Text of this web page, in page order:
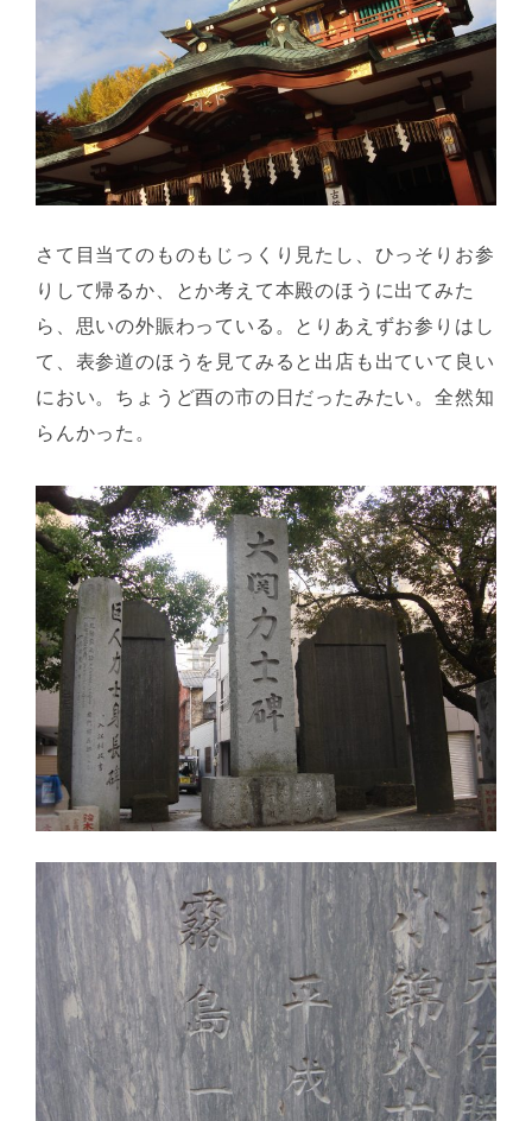
さて目当てのものもじっくり見たし、ひっそりお参
りして帰るか、とか考えて本殿のほうに出てみた
ら、思いの外賑わっている。とりあえずお参りはし
て、表参道のほうを見てみると出店も出ていて良い
におい。ちょうど酉の市の日だったみたい。全然知
らんかった。